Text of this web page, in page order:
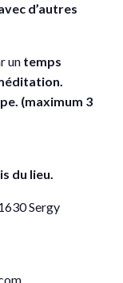
d’autres
un temps
(maximum 3
du lieu.
Sergy